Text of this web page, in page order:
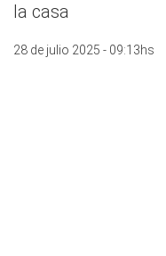
la casa
28 de julio 2025 - 09:13hs